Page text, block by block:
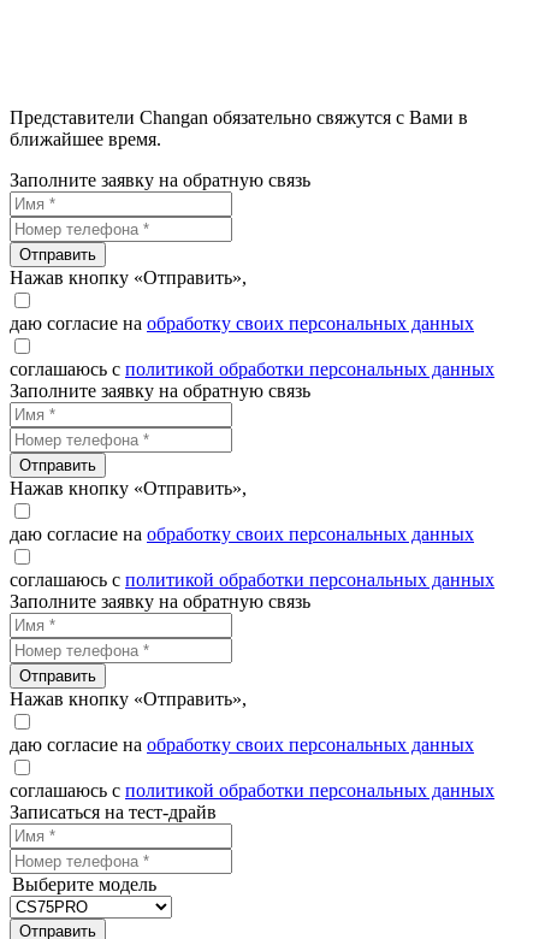
Представители Changan обязательно свяжутся с Вами в
ближайшее время.
Заполните заявку на обратную связь
Отправить
Нажав кнопку «Отправить»,
даю согласие на обработку своих персональных данных
соглашаюсь с политикой обработки персональных данных
Заполните заявку на обратную связь
Отправить
Нажав кнопку «Отправить»,
даю согласие на обработку своих персональных данных
соглашаюсь с политикой обработки персональных данных
Заполните заявку на обратную связь
Отправить
Нажав кнопку «Отправить»,
даю согласие на обработку своих персональных данных
соглашаюсь с политикой обработки персональных данных
Записаться на тест-драйв
Выберите модель
Отправить